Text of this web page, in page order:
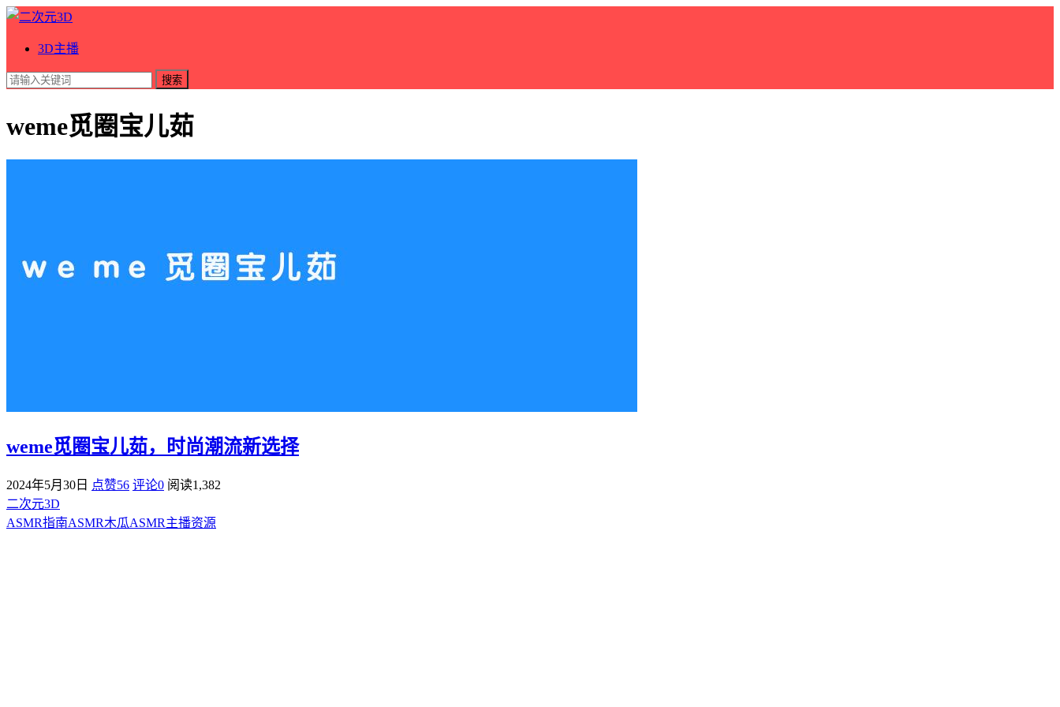
3D主播
搜索
weme觅圈宝儿茹
weme觅圈宝儿茹，时尚潮流新选择
2024年5月30日 点赞56 评论0 阅读1,382
二次元3D
ASMR指南ASMR木瓜ASMR主播资源